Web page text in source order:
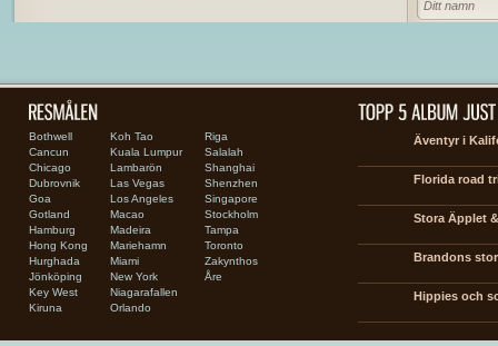
Bothwell
Cancun
Chicago
Dubrovnik
Goa
Gotland
Hamburg
Hong Kong
Hurghada
Jönköping
Key West
Kiruna
Koh Tao
Kuala Lumpur
Lambarön
Las Vegas
Los Angeles
Macao
Madeira
Mariehamn
Miami
New York
Niagarafallen
Orlando
Riga
Salalah
Shanghai
Shenzhen
Singapore
Stockholm
Tampa
Toronto
Zakynthos
Åre
Äventyr i
Florida road
Stora Äpplet
Brandons
Hippies och